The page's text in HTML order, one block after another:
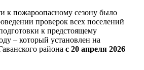
к пожароопасному сезону было
проверок всех поселений
к предстоящему
– который установлен на
района с 20 апреля 2026